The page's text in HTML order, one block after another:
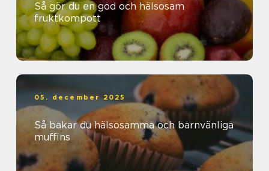
Så gör du en god och hälsosam
fruktkompott
05. december 2025
Så bakar du hälsosamma och barnvänliga
muffins